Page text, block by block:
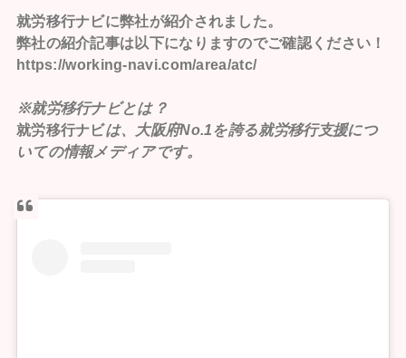
就労移行ナビに弊社が紹介されました。
弊社の紹介記事は以下になりますのでご確認ください！
https://working-navi.com/area/atc/
※就労移行ナビとは？
就労移行ナビは、大阪府No.1を誇る就労移行支援につ
いての情報メディアです。